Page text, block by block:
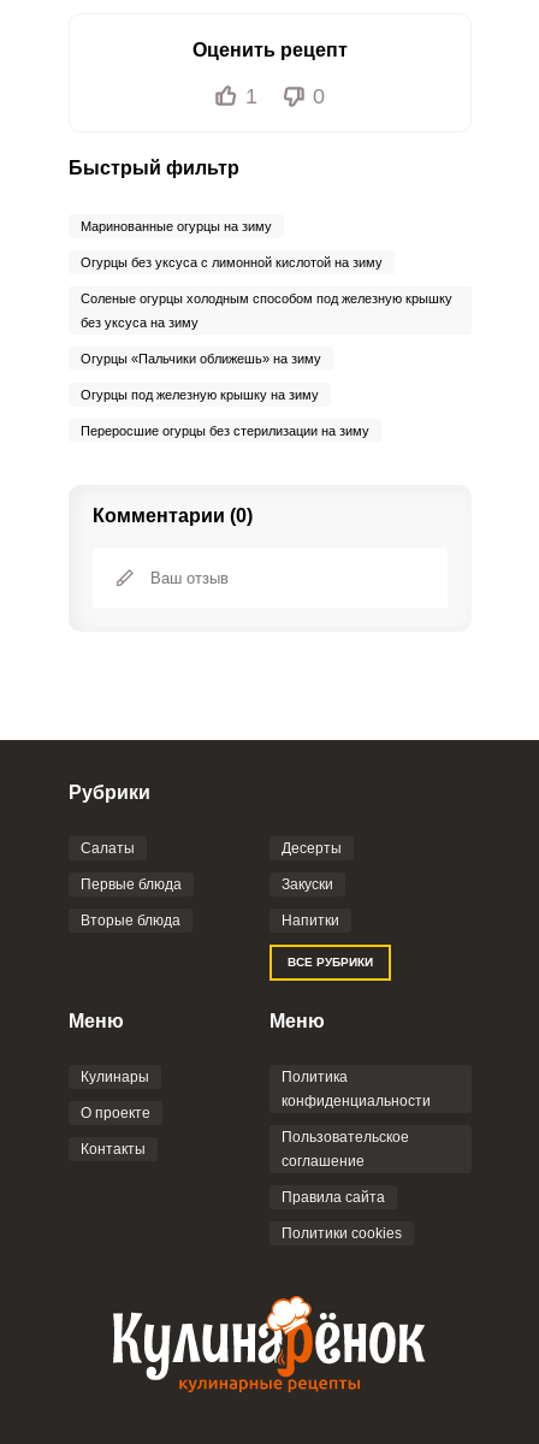
Оценить рецепт
1 0
Быстрый фильтр
Маринованные огурцы на зиму
Огурцы без уксуса с лимонной кислотой на зиму
Соленые огурцы холодным способом под железную крышку
без уксуса на зиму
Огурцы «Пальчики оближешь» на зиму
Огурцы под железную крышку на зиму
Переросшие огурцы без стерилизации на зиму
Комментарии (0)
Фото до 4 шт, до 5 mb
Отправляя эту форму, вы соглашаетесь с
Политикой
Пользовательским
соглашением
Рубрики
Салаты
Первые блюда
Вторые блюда
Десерты
Закуски
Напитки
ВСЕ РУБРИКИ
Меню
Кулинары
О проекте
Контакты
Меню
Политика
конфиденциальности
Пользовательское
соглашение
Правила сайта
Политики cookies